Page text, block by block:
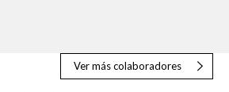
Ver más colaboradores